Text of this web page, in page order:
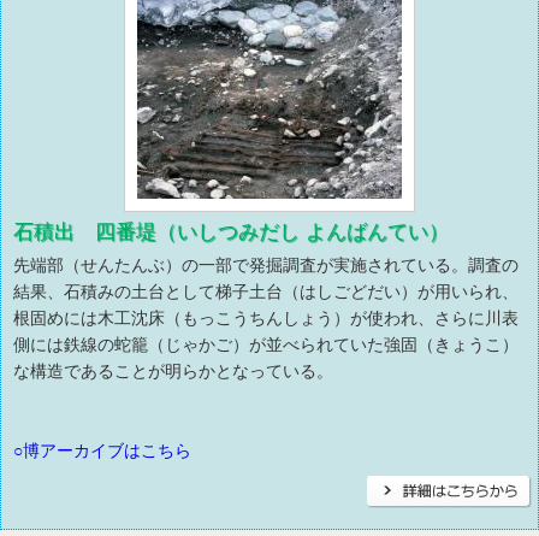
石積出 四番堤（いしつみだし よんばんてい）
先端部（せんたんぶ）の一部で発掘調査が実施されている。調査の
結果、石積みの土台として梯子土台（はしごどだい）が用いられ、
根固めには木工沈床（もっこうちんしょう）が使われ、さらに川表
側には鉄線の蛇籠（じゃかご）が並べられていた強固（きょうこ）
な構造であることが明らかとなっている。
○博アーカイブはこちら